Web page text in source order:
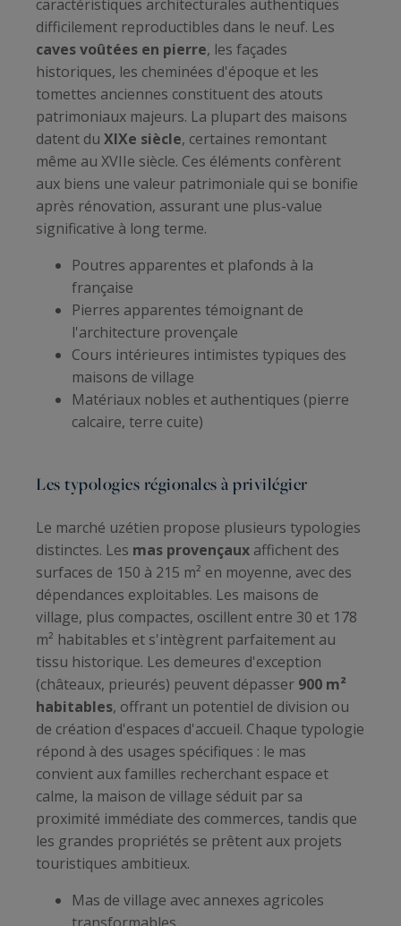
caractéristiques architecturales authentiques
difficilement reproductibles dans le neuf. Les
caves voûtées en pierre, les façades
historiques, les cheminées d'époque et les
tomettes anciennes constituent des atouts
patrimoniaux majeurs. La plupart des maisons
datent du XIXe siècle, certaines remontant
même au XVIIe siècle. Ces éléments confèrent
aux biens une valeur patrimoniale qui se bonifie
après rénovation, assurant une plus-value
significative à long terme.
Poutres apparentes et plafonds à la
française
Pierres apparentes témoignant de
l'architecture provençale
Cours intérieures intimistes typiques des
maisons de village
Matériaux nobles et authentiques (pierre
calcaire, terre cuite)
Les typologies régionales à privilégier
Le marché uzétien propose plusieurs typologies
distinctes. Les mas provençaux affichent des
surfaces de 150 à 215 m² en moyenne, avec des
dépendances exploitables. Les maisons de
village, plus compactes, oscillent entre 30 et 178
m² habitables et s'intègrent parfaitement au
tissu historique. Les demeures d'exception
(châteaux, prieurés) peuvent dépasser 900 m²
habitables, offrant un potentiel de division ou
de création d'espaces d'accueil. Chaque typologie
répond à des usages spécifiques : le mas
convient aux familles recherchant espace et
calme, la maison de village séduit par sa
proximité immédiate des commerces, tandis que
les grandes propriétés se prêtent aux projets
touristiques ambitieux.
Mas de village avec annexes agricoles